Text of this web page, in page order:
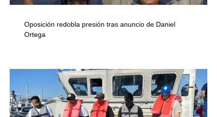
Oposición redobla presión tras anuncio de Daniel
Ortega